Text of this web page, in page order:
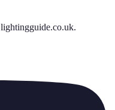
lightingguide.co.uk.